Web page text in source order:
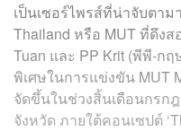
เป็นเซอร์ไพรส์ที่น่าจับตาม
Thailand หรือ MUT ที่ดึง
Tuan และ PP Krit (พีพี-ก
พิเศษในการแข่งขัน MUT
จัดขึ้นในช่วงสิ้นเดือนกรก
จังหวัด ภายใต้คอนเซปต์